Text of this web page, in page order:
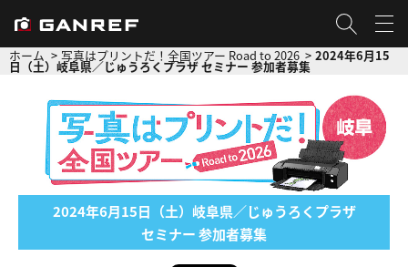
ホーム 写真はプリントだ！全国ツアー Road to 2026 2024年6月15
日（土）岐阜県／じゅうろくプラザ セミナー 参加者募集
2024年6月15日（土）岐阜県／じゅうろくプラザ
セミナー 参加者募集